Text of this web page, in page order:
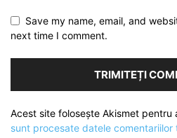
Save my name, email, and
next time I comment.
Acest site folosește Akismet pentru
sunt procesate datele comentariilor